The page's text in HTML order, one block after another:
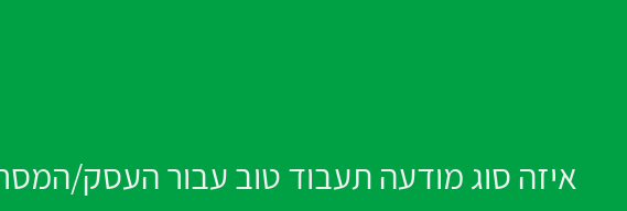
איזה סוג מודעה תעבוד טוב עבור העסק/